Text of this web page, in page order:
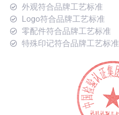
外观符合品牌工艺标准
Logo符合品牌工艺标准
零配件符合品牌工艺标准
特殊印记符合品牌工艺标准